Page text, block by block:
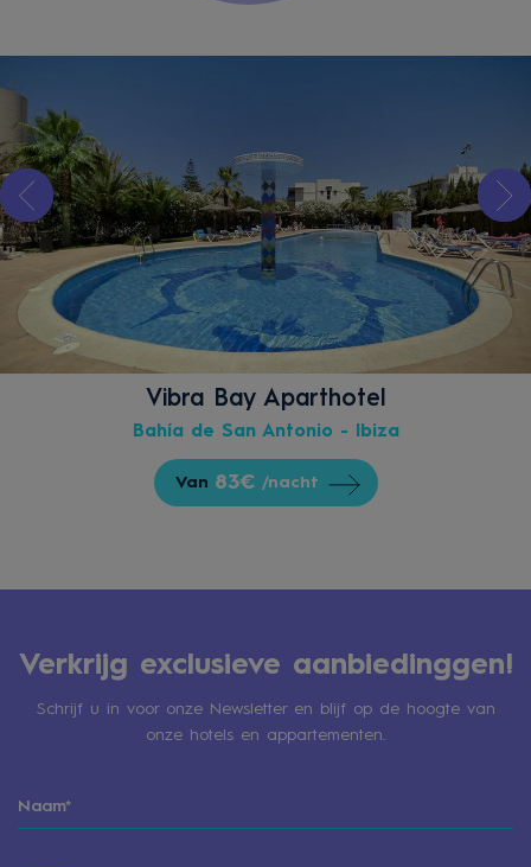
Vibra Bay Aparthotel
Bahía de San Antonio - Ibiza
Van 83€ /nacht
Verkrijg exclusieve aanbiedinggen!
Schrijf u in voor onze Newsletter en blijf op de hoogte van
onze hotels en appartementen.